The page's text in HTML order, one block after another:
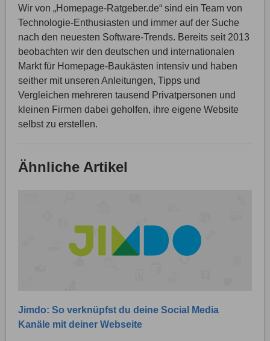
Wir von „Homepage-Ratgeber.de“ sind ein Team von
Technologie-Enthusiasten und immer auf der Suche
nach den neuesten Software-Trends. Bereits seit 2013
beobachten wir den deutschen und internationalen
Markt für Homepage-Baukästen intensiv und haben
seither mit unseren Anleitungen, Tipps und
Vergleichen mehreren tausend Privatpersonen und
kleinen Firmen dabei geholfen, ihre eigene Website
selbst zu erstellen.
Ähnliche Artikel
Jimdo: So verknüpfst du deine Social Media
Kanäle mit deiner Webseite